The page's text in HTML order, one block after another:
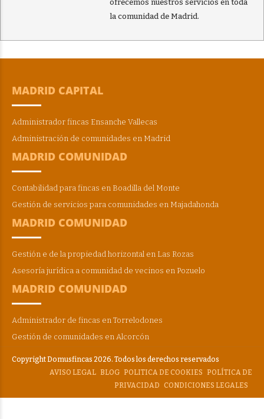
ofrecemos nuestros servicios en toda
la comunidad de Madrid.
MADRID CAPITAL
Administrador fincas Ensanche Vallecas
Administración de comunidades en Madrid
MADRID COMUNIDAD
Contabilidad para fincas en Boadilla del Monte
Gestión de servicios para comunidades en Majadahonda
MADRID COMUNIDAD
Gestión e de la propiedad horizontal en Las Rozas
Asesoría jurídica a comunidad de vecinos en Pozuelo
MADRID COMUNIDAD
Administrador de fincas en Torrelodones
Gestión de comunidades en Alcorcón
Copyright Domusfincas 2026. Todos los derechos reservados
AVISO LEGAL BLOG POLITICA DE COOKIES
POLÍTICA DE
PRIVACIDAD CONDICIONES LEGALES